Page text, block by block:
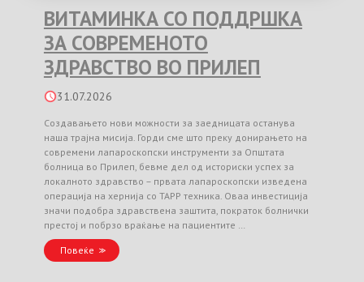
ВИТАМИНКА СО ПОДДРШКА
ЗА СОВРЕМЕНОТО
ЗДРАВСТВО ВО ПРИЛЕП
31.07.2026
Создавањето нови можности за заедницата останува
наша трајна мисија. Горди сме што преку донирањето на
современи лапароскопски инструменти за Општата
болница во Прилеп, бевме дел од историски успех за
локалното здравство – првата лапароскопски изведена
операција на хернија со TAPP техника. Оваа инвестиција
значи подобра здравствена заштита, пократок болнички
престој и побрзо враќање на пациентите …
Повеќе